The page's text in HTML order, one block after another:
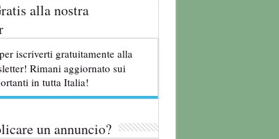
alla nostra
per iscriverti gratuitamente alla
Rimani aggiornato sui
in tutta Italia!
un annuncio?